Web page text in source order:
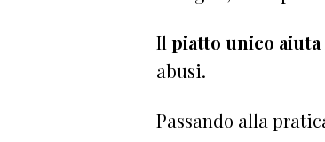
Ilpiatto unico
abusi.
Passando alla